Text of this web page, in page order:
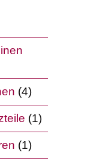
(4)
(1)
(1)